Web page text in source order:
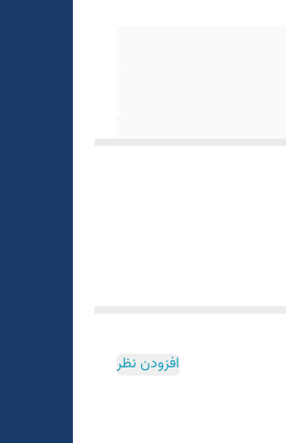
افزودن نظر